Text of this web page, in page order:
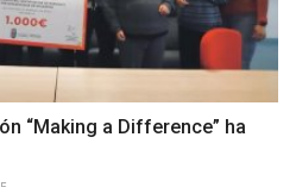
“Making a Difference” ha